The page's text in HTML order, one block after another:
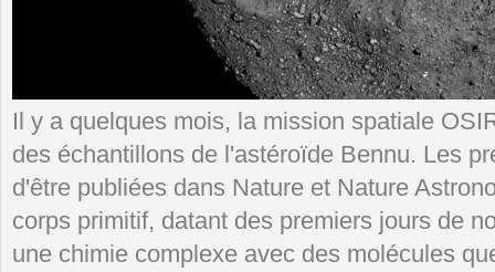
Il y a quelques mois, la mission spatiale
des échantillons de l'astéroïde Bennu. Les
d'être publiées dans Nature et Nature
corps primitif, datant des premiers jours de
une chimie complexe avec des molécules